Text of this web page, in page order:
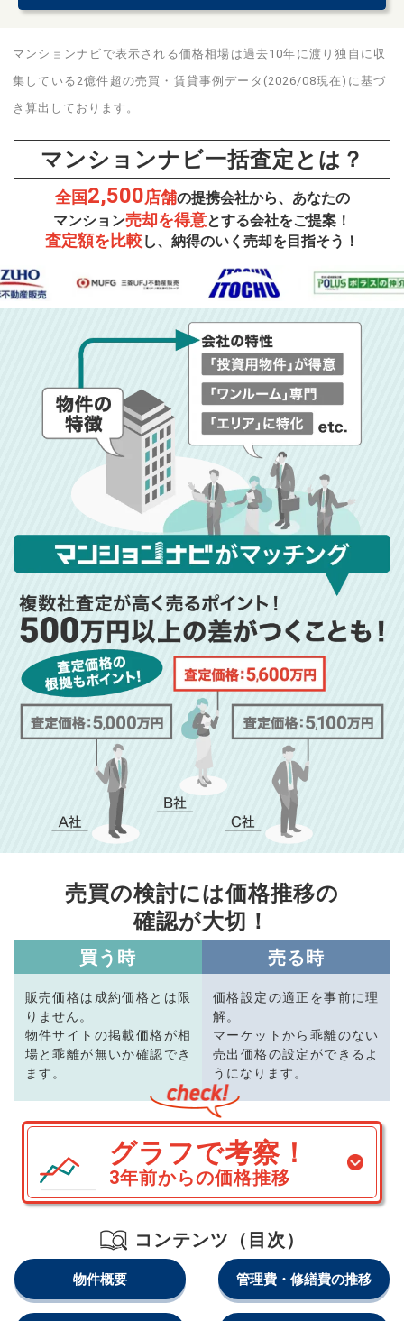
マンションナビで表示される価格相場は過去10年に渡り独自に収
集している2億件超の売買・賃貸事例データ(2026/08現在)に基づ
き算出しております。
マンションナビ一括査定とは？
全国2,500店舗の提携会社から、あなたの
マンション売却を得意とする会社をご提案！
査定額を比較し、納得のいく売却を目指そう！
売買の検討には価格推移の
確認が大切！
買う時
販売価格は成約価格とは限
りません。
物件サイトの掲載価格が相
場と乖離が無いか確認でき
ます。
売る時
価格設定の適正を事前に理
解。
マーケットから乖離のない
売出価格の設定ができるよ
うになります。
グラフで考察！
3年前からの価格推移
コンテンツ（目次）
物件概要 管理費・修繕費の推移